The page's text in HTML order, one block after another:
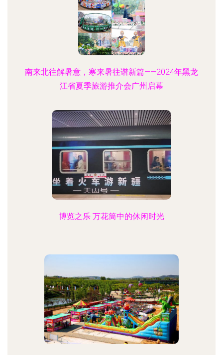
南来北往解暑意，寒来暑往谱新篇——2024年黑龙
江省夏季旅游推介会广州启幕
博览之乐 万花筒中的休闲时光